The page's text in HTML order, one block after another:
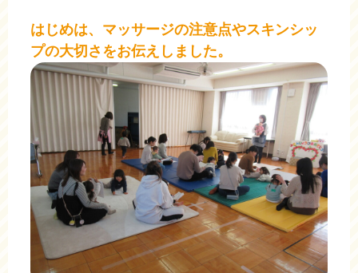
はじめは、マッサージの注意点やスキンシッ
プの大切さをお伝えしました。